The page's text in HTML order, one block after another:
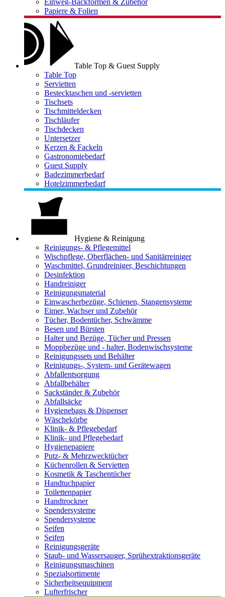
Einweg-Backformen & Zubehör
Papiere & Folien
Table Top & Guest Supply
Table Top
Servietten
Bestecktaschen und -servietten
Tischsets
Tischmitteldecken
Tischläufer
Tischdecken
Untersetzer
Kerzen & Fackeln
Gastronomiebedarf
Guest Supply
Badezimmerbedarf
Hotelzimmerbedarf
Hygiene & Reinigung
Reinigungs- & Pflegemittel
Wischpflege, Oberflächen- und Sanitärreiniger
Waschmittel, Grundreiniger, Beschichtungen
Desinfektion
Handreiniger
Reinigungsmaterial
Einwascherbezüge, Schienen, Stangensysteme
Eimer, Wachser und Zubehör
Tücher, Bodentücher, Schwämme
Besen und Bürsten
Halter und Bezüge, Tücher und Pressen
Moppbezüge und - halter, Bodenwischsysteme
Reinigungssets und Behälter
Reinigungs-, System- und Gerätewagen
Abfallentsorgung
Abfallbehälter
Sackständer & Zubehör
Abfallsäcke
Hygienebags & Dispenser
Wäschekörbe
Klinik- & Pflegebedarf
Klinik- und Pflegebedarf
Hygienepapiere
Putz- & Mehrzwecktücher
Küchenrollen & Servietten
Kosmetik & Taschentücher
Handtuchpapier
Toilettenpapier
Handtrockner
Spendersysteme
Spendersysteme
Seifen
Seifen
Reinigungsgeräte
Staub- und Wassersauger, Sprühextraktionsgeräte
Reinigungsmaschinen
Spezialsortimente
Sicherheitsequipment
Lufterfrischer